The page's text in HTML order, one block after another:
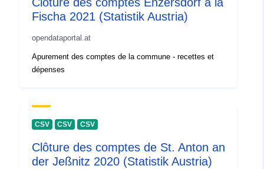
Fischa 2021 (Statistik Austria)
opendataportal.at
Apurement des comptes de la commune - recettes et
dépenses
CSV CSV CSV
Clôture des comptes de St. Anton an
der Jeßnitz 2020 (Statistik Austria)